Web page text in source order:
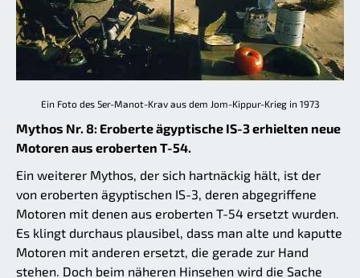
Ein Foto des 5er-Manot-Krav aus dem Jom-Kippur-Krieg in 1973
Mythos Nr. 8: Eroberte ägyptische IS-3 erhielten neue
Motoren aus eroberten T-54.
Ein weiterer Mythos, der sich hartnäckig hält, ist der
von eroberten ägyptischen IS-3, deren abgegriffene
Motoren mit denen aus eroberten T-54 ersetzt wurden.
Es klingt durchaus plausibel, dass man alte und kaputte
Motoren mit anderen ersetzt, die gerade zur Hand
stehen. Doch beim näheren Hinsehen wird die Sache